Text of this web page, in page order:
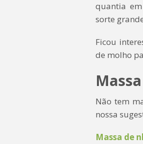
quantia
sorte
Ficou
de molho
Não tem
nossa
Massa de